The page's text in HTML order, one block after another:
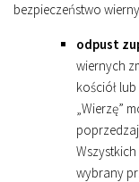
bezpieczeństwo
odpust
wiernych
kościół
„Wierzę”
wybrany